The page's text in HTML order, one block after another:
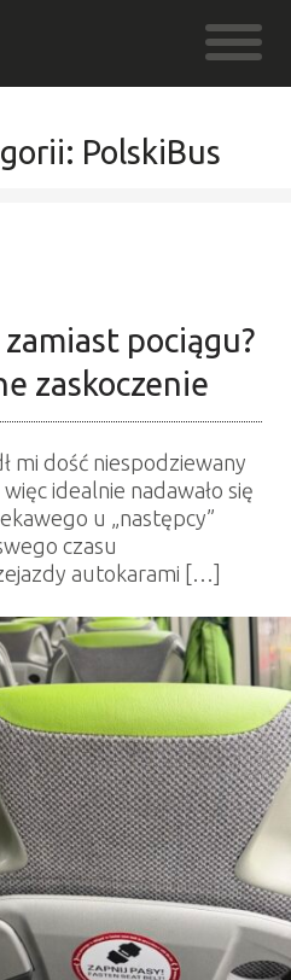
PolskiBus
pociągu?
zaskoczenie
mi dość niespodziewany
idealnie nadawało się
u „następcy”
czasu
autokarami […]